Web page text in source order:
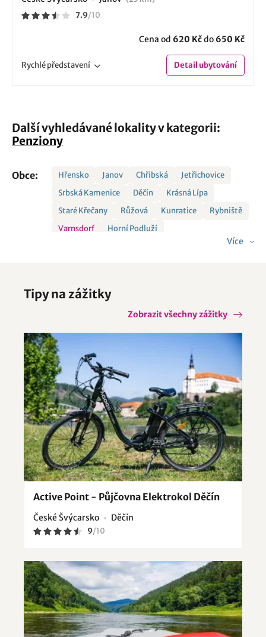
7.9/10
Cena od 620 Kčdo 650 Kč
Rychlépředstavení Detailubytování
Další vyhledávané lokality v kategorii:
Penziony
Obce: Hřensko Janov Chřibská
Jetřichovice
Srbská Kamenice
Děčín
Krásná Lípa
Staré Křečany
Růžová Kunratice
Rybniště
Varnsdorf
Horní Podluží
Více
Tipy na zážitky
Zobrazit všechny zážitky
Active Point - Půjčovna Elektrokol Děčín
České Švýcarsko Děčín
9/10